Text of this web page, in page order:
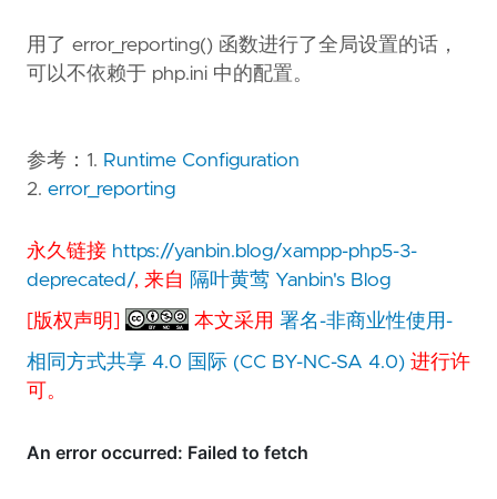
用了 error_reporting() 函数进行了全局设置的话，
可以不依赖于 php.ini 中的配置。
参考：1. Runtime Configuration
2. error_reporting
永久链接 https://yanbin.blog/xampp-php5-3-
deprecated/, 来自 隔叶黄莺 Yanbin's Blog
[版权声明] 本文采用署名-非商业性使用-
相同方式共享 4.0 国际 (CC BY-NC-SA 4.0) 进行许
可。